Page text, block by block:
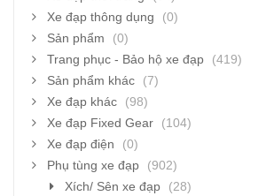
Xe đạp thông dụng
(0)
Sản phẩm
(0)
Trang phục - Bảo hộ xe đạp
(419)
Sản phẩm khác
(7)
Xe đạp khác
(98)
Xe đạp Fixed Gear
(104)
Xe đạp điện
(0)
Phụ tùng xe đạp
(902)
Xích/ Sên xe đạp
(28)